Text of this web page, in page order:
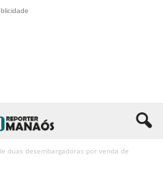
duas desembargadoras por venda de